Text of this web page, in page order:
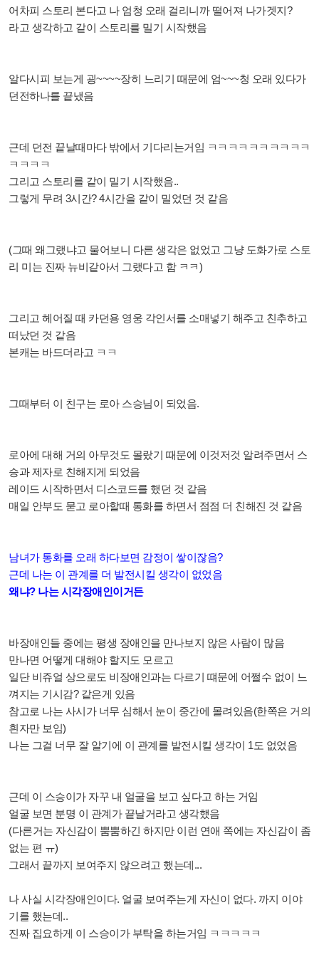
어차피 스토리 본다고 나 엄청 오래 걸리니까 떨어져 나가겟지?
라고 생각하고 같이 스토리를 밀기 시작했음
알다시피 보는게 굉~~~~장히 느리기 때문에 엄~~~청 오래 있다가
던전하나를 끝냈음
근데 던전 끝날때마다 밖에서 기다리는거임 ㅋㅋㅋㅋㅋㅋㅋㅋㅋㅋ
ㅋㅋㅋㅋ
그리고 스토리를 같이 밀기 시작했음..
그렇게 무려 3시간? 4시간을 같이 밀었던 것 같음
(그때 왜그랬냐고 물어보니 다른 생각은 없었고 그냥 도화가로 스토
리 미는 진짜 뉴비같아서 그랬다고 함 ㅋㅋ)
그리고 헤어질 때 카던용 영웅 각인서를 소매넣기 해주고 친추하고
떠났던 것 같음
본캐는 바드더라고 ㅋㅋ
그때부터 이 친구는 로아 스승님이 되었음.
로아에 대해 거의 아무것도 몰랐기 때문에 이것저것 알려주면서 스
승과 제자로 친해지게 되었음
레이드 시작하면서 디스코드를 했던 것 같음
매일 안부도 묻고 로아할때 통화를 하면서 점점 더 친해진 것 같음
남녀가 통화를 오래 하다보면 감정이 쌓이잖음?
근데 나는 이 관계를 더 발전시킬 생각이 없었음
왜냐? 나는 시각장애인이거든
바장애인들 중에는 평생 장애인을 만나보지 않은 사람이 많음
만나면 어떻게 대해야 할지도 모르고
일단 비쥬얼 상으로도 비장애인과는 다르기 떄문에 어쩔수 없이 느
껴지는 기시감? 같은게 있음
참고로 나는 사시가 너무 심해서 눈이 중간에 몰려있음(한쪽은 거의
흰자만 보임)
나는 그걸 너무 잘 알기에 이 관계를 발전시킬 생각이 1도 없었음
근데 이 스승이가 자꾸 내 얼굴을 보고 싶다고 하는 거임
얼굴 보면 분명 이 관계가 끝날거라고 생각했음
(다른거는 자신감이 뿜뿜하긴 하지만 이런 연애 쪽에는 자신감이 좀
없는 편 ㅠ)
그래서 끝까지 보여주지 않으려고 했는데...
나 사실 시각장애인이다. 얼굴 보여주는게 자신이 없다. 까지 이야
기를 했는데..
진짜 집요하게 이 스승이가 부탁을 하는거임 ㅋㅋㅋㅋㅋ